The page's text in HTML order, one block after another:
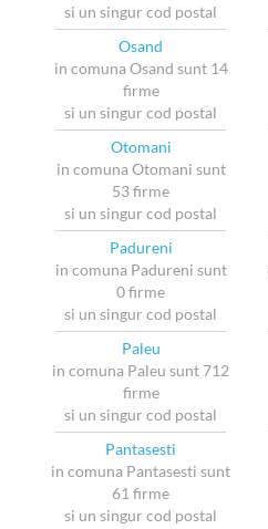
si un singur cod postal
Osand
in comuna Osand sunt 14
firme
si un singur cod postal
Otomani
in comuna Otomani sunt
53 firme
si un singur cod postal
Padureni
in comuna Padureni sunt
0 firme
si un singur cod postal
Paleu
in comuna Paleu sunt 712
firme
si un singur cod postal
Pantasesti
in comuna Pantasesti sunt
61 firme
si un singur cod postal